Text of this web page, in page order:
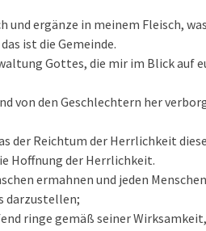
und ergänze in meinem Fleisch,
ist die Gemeinde.
Gottes, die mir im Blick auf
von den Geschlechtern her
der Reichtum der Herrlichkeit
Hoffnung der Herrlichkeit.
ermahnen und jeden
darzustellen;
ringe gemäß seiner